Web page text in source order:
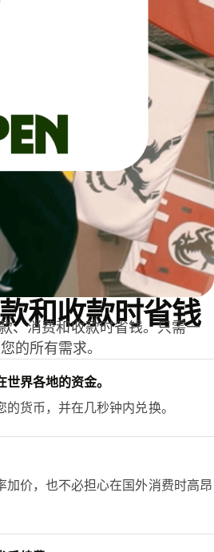
和收款时省钱
、消费和收款时省钱。只需一
的所有需求。
界各地的资金。
货币，并在几秒钟内兑换。
加价，也不必担心在国外消费时高昂